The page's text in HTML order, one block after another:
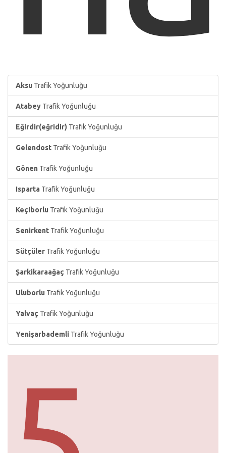
Aksu Trafik Yoğunluğu
Atabey Trafik Yoğunluğu
Eğirdir(eğridir) Trafik Yoğunluğu
Gelendost Trafik Yoğunluğu
Gönen Trafik Yoğunluğu
Isparta Trafik Yoğunluğu
Keçiborlu Trafik Yoğunluğu
Senirkent Trafik Yoğunluğu
Sütçüler Trafik Yoğunluğu
Şarkikaraağaç Trafik Yoğunluğu
Uluborlu Trafik Yoğunluğu
Yalvaç Trafik Yoğunluğu
Yenişarbademli Trafik Yoğunluğu